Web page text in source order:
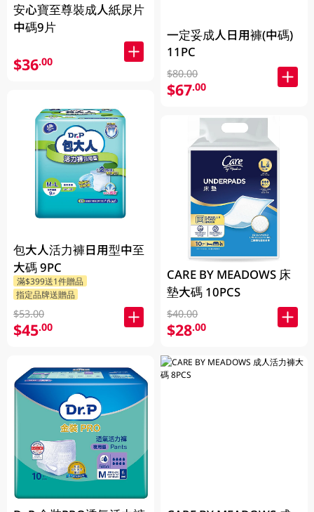
安心寶至尊裝成人紙尿片
中碼9片
$36.00
包大人活力褲日用型中至
大碼 9PC
滿$399送1件贈品
指定品牌送贈品
$53.00
$45.00
一定妥成人日用褲(中碼)
11PC
$80.00
$67.00
CARE BY MEADOWS 床
墊大碼 10PCS
$40.00
$28.00